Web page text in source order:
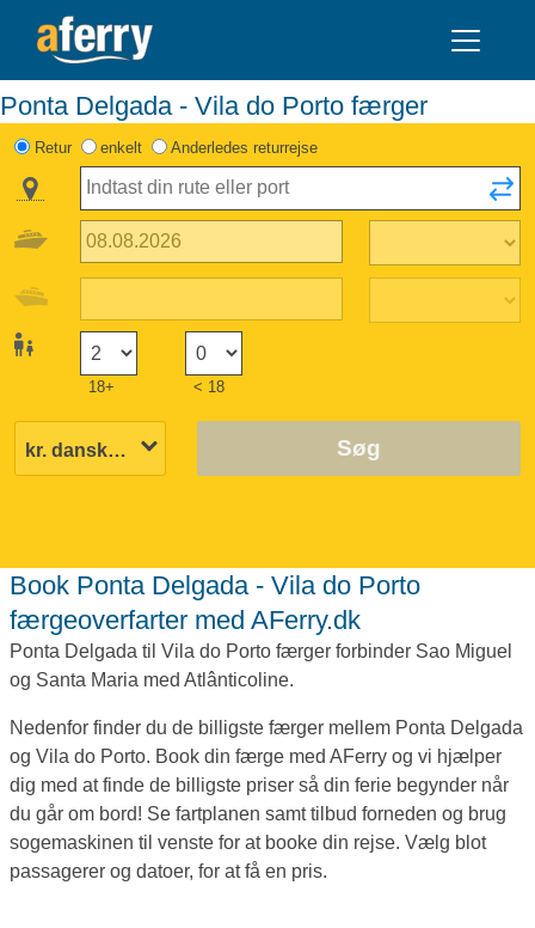
Ponta Delgada - Vila do Porto færger
Retur enkelt Anderledes returrejse
18+ < 18
Søg
Book Ponta Delgada - Vila do Porto
færgeoverfarter med AFerry.dk
Ponta Delgada til Vila do Porto færger forbinder Sao Miguel
og Santa Maria med Atlânticoline.
Nedenfor finder du de billigste færger mellem Ponta Delgada
og Vila do Porto. Book din færge med AFerry og vi hjælper
dig med at finde de billigste priser så din ferie begynder når
du går om bord! Se fartplanen samt tilbud forneden og brug
sogemaskinen til venste for at booke din rejse. Vælg blot
passagerer og datoer, for at få en pris.